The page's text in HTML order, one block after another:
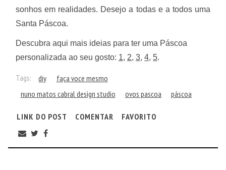
sonhos em realidades. Desejo a todas e a todos uma
Santa Páscoa.
Descubra aqui mais ideias para ter uma Páscoa
personalizada ao seu gosto: 1, 2, 3, 4, 5.
Tags: diy
faça voce mesmo
nuno matos cabral design studio
ovos pascoa páscoa
LINK DO POST COMENTAR FAVORITO